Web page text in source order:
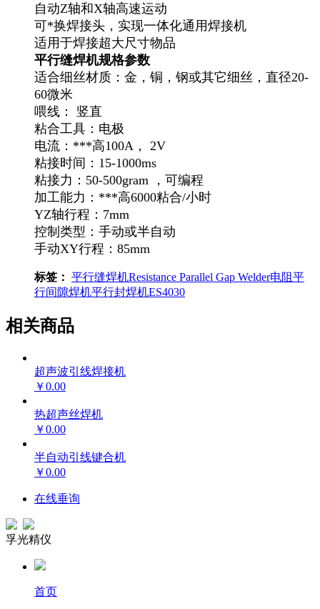
自动Z轴和X轴高速运动
可*换焊接头，实现一体化通用焊接机
适用于焊接超大尺寸物品
平行缝焊机规格参数
适合细丝材质：金，铜，钢或其它细丝，直径20-
60微米
喂线： 竖直
粘合工具：电极
电流：***高100A， 2V
粘接时间：15-1000ms
粘接力：50-500gram ，可编程
加工能力：***高6000粘合/小时
YZ轴行程：7mm
控制类型：手动或半自动
手动XY行程：85mm
标签： 平行缝焊机Resistance Parallel Gap Welder电阻平
行间隙焊机平行封焊机ES4030
相关商品
超声波引线焊接机
￥0.00
热超声丝焊机
￥0.00
半自动引线键合机
￥0.00
在线垂询
孚光精仪
首页